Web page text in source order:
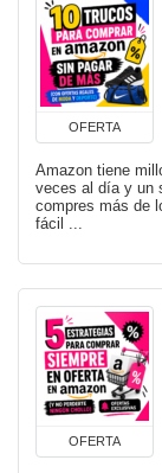
OFERTA
Amazon tiene
veces al día y un
compres más de
fácil ...
OFERTA